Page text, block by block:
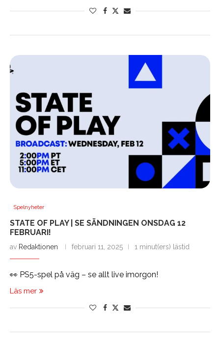
Spelnyheter
STATE OF PLAY | SE SÄNDNINGEN ONSDAG 12
FEBRUARI!
av Redaktionen februari 11, 2025 1 minut(ers) lästid
👀 PS5-spel på väg – se allt live imorgon!
Läs mer